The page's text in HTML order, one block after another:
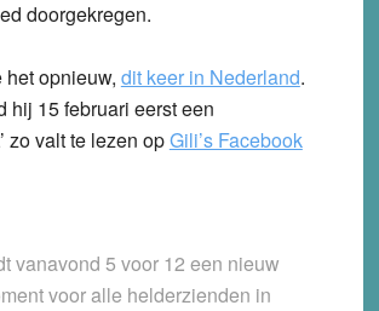
doorgekregen.
opnieuw, dit keer in Nederland.
hij 15 februari eerst een
zo valt te lezen opGili’s Facebook
vanavond 5 voor 12 een nieuw
voor alle helderzienden in